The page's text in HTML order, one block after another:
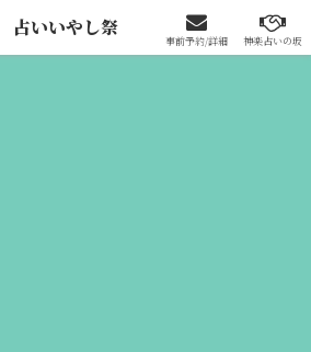
祭りへの出展はこちらから
占いいやし祭
事前予約/詳細 神楽占いの坂